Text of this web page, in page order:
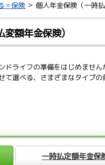
＝保険 個人年金保険（一時
額年金保険）
ドライフの準備をはじめません
て選べる、さまざまなタイプ
一時払定額年金保